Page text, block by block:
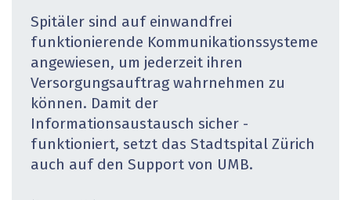
Spitäler sind auf einwandfrei
funktionierende Kommunikationssysteme
angewiesen, um jederzeit ihren
Versorgungsauftrag wahrnehmen zu
können. Damit der
Informationsaustausch sicher ­
funktioniert, setzt das Stadtspital Zürich
auch auf den Support von UMB.